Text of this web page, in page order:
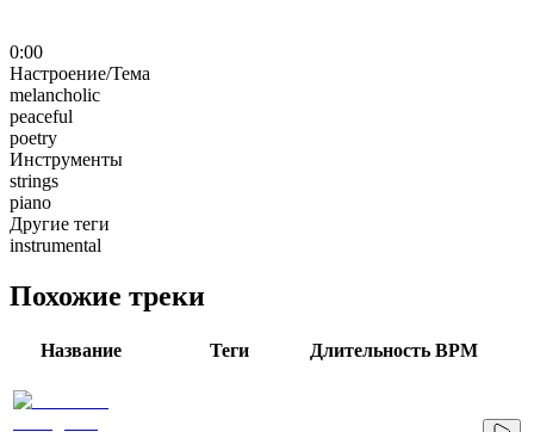
0:00
Настроение/Тема
melancholic
peaceful
poetry
Инструменты
strings
piano
Другие теги
instrumental
Похожие треки
Название Теги Длительность BPM